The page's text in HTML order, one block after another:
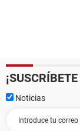
Noticias